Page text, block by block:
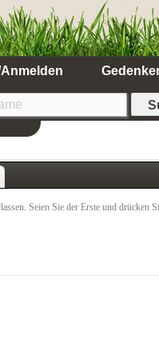
Seien Sie der Erste und drücken